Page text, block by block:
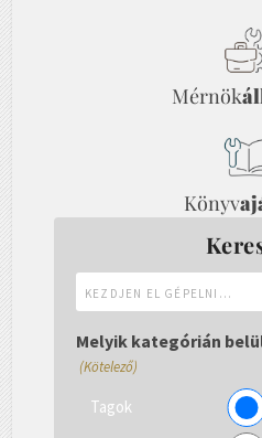
Mérnök
Könyv
el
Melyik kategórián
(Kötelező)
Tagok